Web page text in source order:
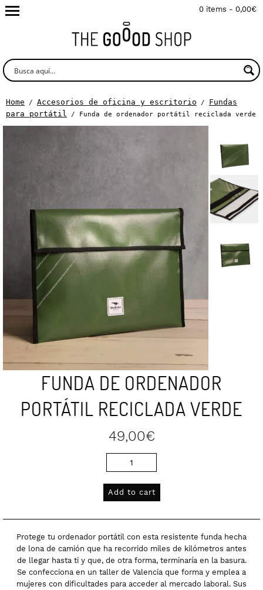
0 items - 0,00€
Home / Accesorios de oficina y escritorio / Fundas
para portátil
/ Funda de ordenador portátil reciclada verde
FUNDA DE ORDENADOR
PORTÁTIL RECICLADA VERDE
49,00€
reciclada
verde
quantity
Add to cart
Protege tu ordenador portátil con esta resistente funda hecha
de lona de camión que ha recorrido miles de kilómetros antes
de llegar hasta ti y que, de otra forma, terminaría en la basura.
Se confecciona en un taller de Valencia que forma y emplea a
mujeres con dificultades para acceder al mercado laboral. Sus